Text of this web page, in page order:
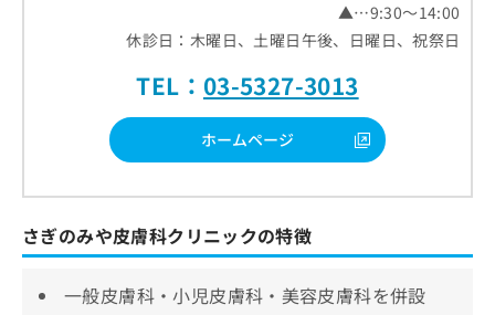
▲…9:30～14:00
休診日：木曜日、土曜日午後、日曜日、祝祭日
TEL： 03-5327-3013
ホームページ
さぎのみや皮膚科クリニックの特徴
一般皮膚科・小児皮膚科・美容皮膚科を併設